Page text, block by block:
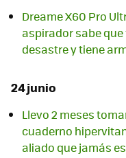
Dreame X60 Pro
aspirador sabe
desastre y tiene
24 junio
Llevo 2 meses
cuaderno
aliado que jamás